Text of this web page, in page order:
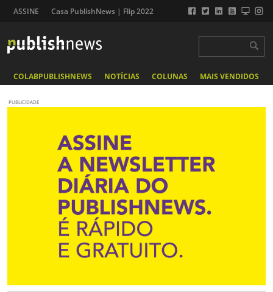
ASSINE Casa PublishNews | Flip 2022
COLABPUBLISHNEWS NOTÍCIAS COLUNAS MAIS VENDIDOS
PUBLICIDADE